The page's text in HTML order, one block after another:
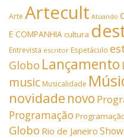
Arte Artecult Atuando
E COMPANHIAcultura
Entrevista escritor Espetáculo
Globo Lançamento
music Musicalidade
novidade novo
Programação
Globo Rio de Janeiro Show